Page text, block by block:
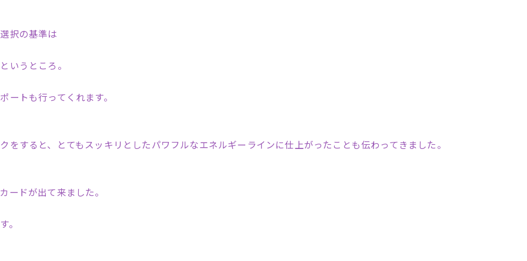
択の基準は
いうところ。
ートも行ってくれます。
をすると、とてもスッキリとしたパワフルなエネルギーラインに仕上がったことも伝わってきました。
ードが出て来ました。
。